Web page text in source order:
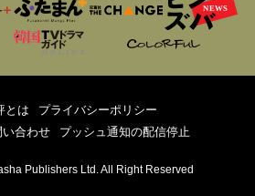
とは
プライバシーポリシー
い合わせ プッシュ通知の配信停止
Publishers Ltd. All Right Reserved